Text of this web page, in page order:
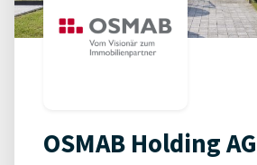
OSMAB Holding AG